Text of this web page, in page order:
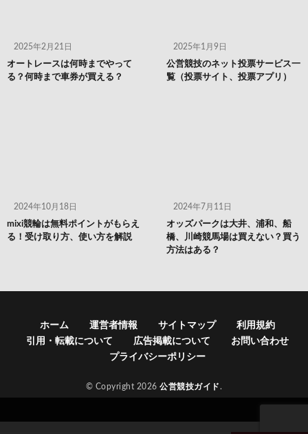
2025年2月21日
オートレースは何時までやって
る？何時まで車券が買える？
2025年1月9日
公営競技のネット投票サービス一
覧（投票サイト、投票アプリ）
2024年10月18日
mixi競輪は無料ポイントがもらえ
る！受け取り方、使い方を解説
2024年7月11日
オッズパークは大井、浦和、船
橋、川崎競馬場は買えない？買う
方法はある？
ホーム 運営者情報 サイトマップ
利用規約
引用・転載について
広告掲載について
お問い合わせ
プライバシーポリシー
© Copyright 2026公営競技ガイド.